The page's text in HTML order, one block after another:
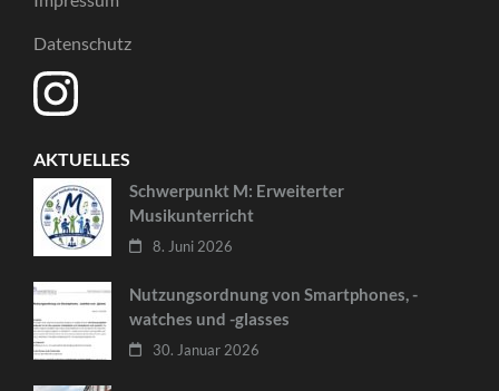
Datenschutz
AKTUELLES
Schwerpunkt M: Erweiterter
Musikunterricht
8. Juni 2026
Nutzungsordnung von Smartphones, -
watches und -glasses
30. Januar 2026